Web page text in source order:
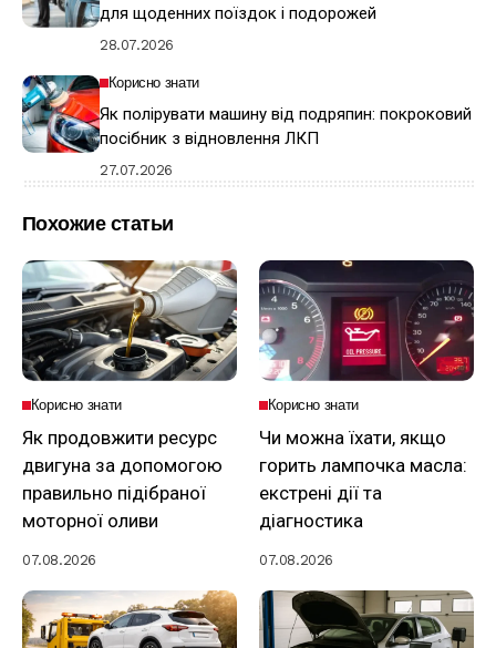
для щоденних поїздок і подорожей
28.07.2026
Корисно знати
Як полірувати машину від подряпин: покроковий
посібник з відновлення ЛКП
27.07.2026
Похожие статьи
Корисно знати
Як продовжити ресурс
двигуна за допомогою
правильно підібраної
моторної оливи
07.08.2026
Корисно знати
Чи можна їхати, якщо
горить лампочка масла:
екстрені дії та
діагностика
07.08.2026